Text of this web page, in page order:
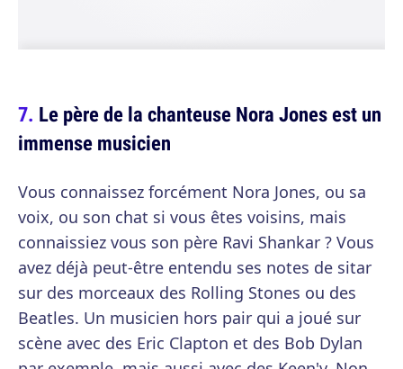
Le père de la chanteuse Nora Jones est un
immense musicien
Vous connaissez forcément Nora Jones, ou sa
voix, ou son chat si vous êtes voisins, mais
connaissiez vous son père Ravi Shankar ? Vous
avez déjà peut-être entendu ses notes de sitar
sur des morceaux des Rolling Stones ou des
Beatles. Un musicien hors pair qui a joué sur
scène avec des Eric Clapton et des Bob Dylan